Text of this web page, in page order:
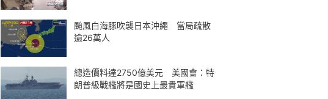
颱風白海豚吹襲日本沖繩 當局疏散
逾26萬人
總造價料達2750億美元 美國會：特
朗普級戰艦將是國史上最貴軍艦